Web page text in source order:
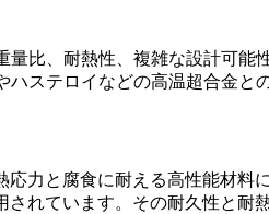
量比、耐熱性、複雑な設計可能
ハステロイなどの高温超合金
応力と腐食に耐える高性能材料
されています。その耐久性と耐